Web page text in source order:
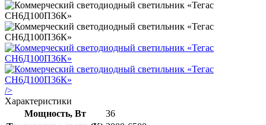
/>
Характеристики
Мощность, Вт
36